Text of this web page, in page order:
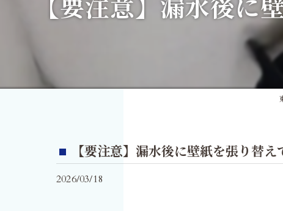
【要注意】漏水後
【要注意】漏水後に壁紙を張り替
2026/03/18